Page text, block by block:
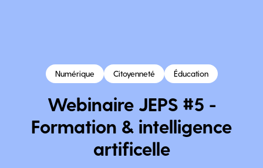
Numérique Citoyenneté Éducation
Webinaire JEPS #5 -
Formation & intelligence
artificelle